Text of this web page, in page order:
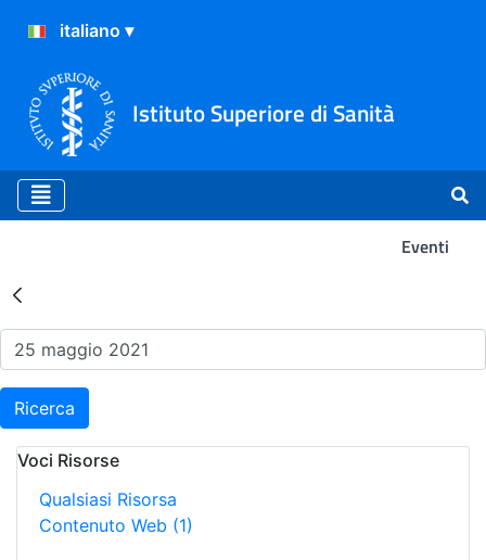
Istituto Superiore di Sanità
Eventi
Risultati della Ricerca -
Ricerca
Voci Risorse
Qualsiasi Risorsa
Contenuto Web (1)